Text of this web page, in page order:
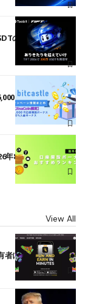
のレースとして復
円口座開設ボーナ
年8月最新】
View All
に対応呼びかけ